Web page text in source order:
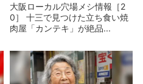
大阪ローカル穴場メシ情報［2
0］ 十三で見つけた立ち食い焼
肉屋「カンテキ」が絶品...